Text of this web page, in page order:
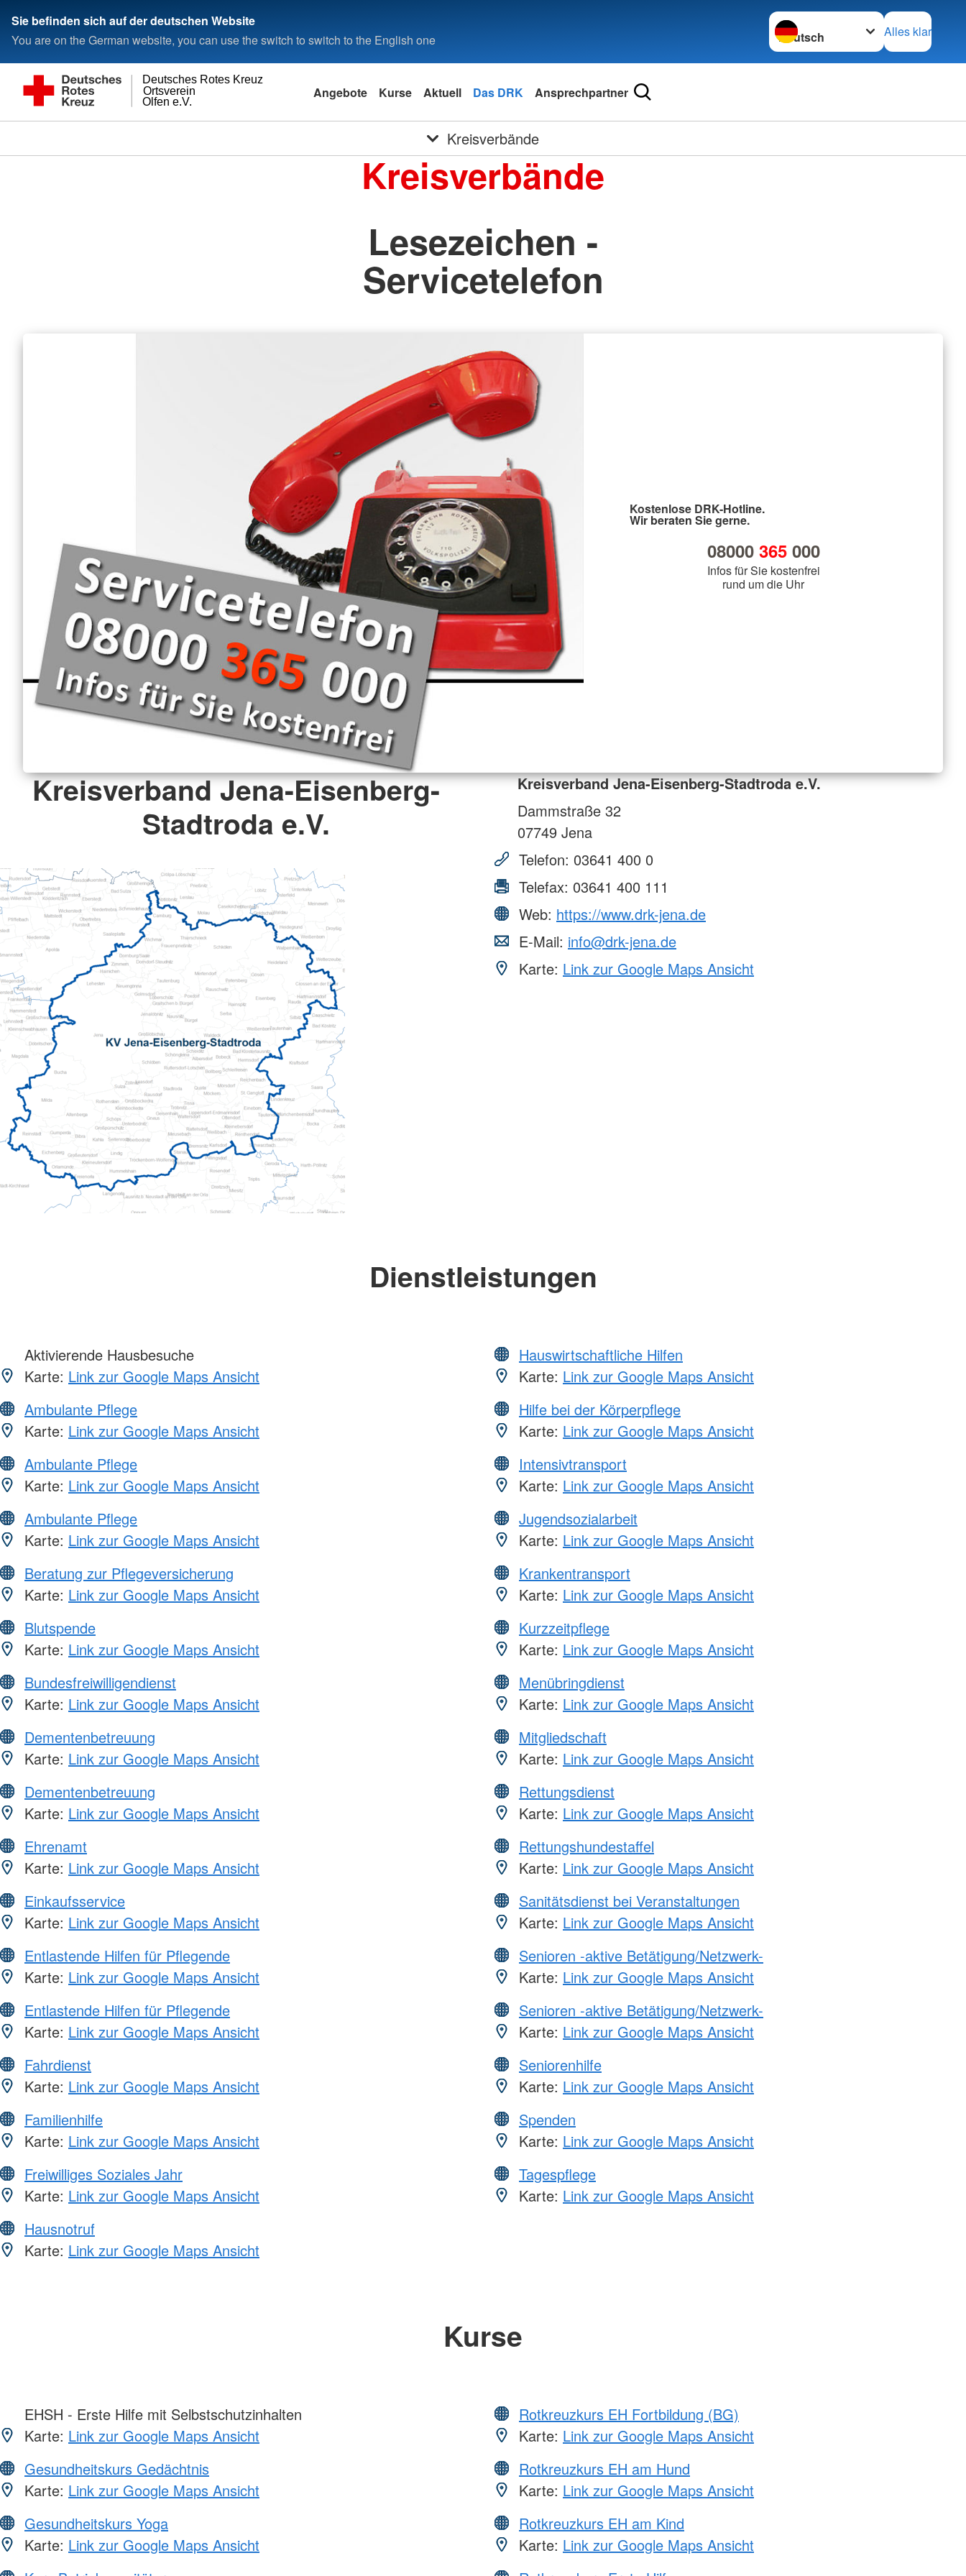
Sie befinden sich auf der deutschen Website
You are on the German website, you can use the switch to switch to the English one
Sprache wechseln zu
Alles klar
Olfen e.V.
Ortsverein
Deutsches Rotes Kreuz
Angebote Kurse Aktuell Das DRK Ansprechpartner
Kreisverbände
Kreisverbände
Lesezeichen -
Servicetelefon
Kostenlose DRK-Hotline.
Wir beraten Sie gerne.
08000 365000
Infos für Sie kostenfrei
rund um die Uhr
Kreisverband Jena-Eisenberg-
Stadtroda e.V.
Kreisverband Jena-Eisenberg-Stadtroda e.V.
Dammstraße 32
07749 Jena
Telefon: 03641 400 0
Telefax: 03641 400 111
Web: https://www.drk-jena.de
E-Mail: info@drk-jena.de
Karte: Link zur Google Maps Ansicht
Dienstleistungen
Aktivierende Hausbesuche
Karte: Link zur Google Maps Ansicht
Ambulante Pflege
Karte: Link zur Google Maps Ansicht
Ambulante Pflege
Karte: Link zur Google Maps Ansicht
Ambulante Pflege
Karte: Link zur Google Maps Ansicht
Beratung zur Pflegeversicherung
Karte: Link zur Google Maps Ansicht
Blutspende
Karte: Link zur Google Maps Ansicht
Bundesfreiwilligendienst
Karte: Link zur Google Maps Ansicht
Dementenbetreuung
Karte: Link zur Google Maps Ansicht
Dementenbetreuung
Karte: Link zur Google Maps Ansicht
Ehrenamt
Karte: Link zur Google Maps Ansicht
Einkaufsservice
Karte: Link zur Google Maps Ansicht
Entlastende Hilfen für Pflegende
Karte: Link zur Google Maps Ansicht
Entlastende Hilfen für Pflegende
Karte: Link zur Google Maps Ansicht
Fahrdienst
Karte: Link zur Google Maps Ansicht
Familienhilfe
Karte: Link zur Google Maps Ansicht
Freiwilliges Soziales Jahr
Karte: Link zur Google Maps Ansicht
Hausnotruf
Karte: Link zur Google Maps Ansicht
Hauswirtschaftliche Hilfen
Karte: Link zur Google Maps Ansicht
Hilfe bei der Körperpflege
Karte: Link zur Google Maps Ansicht
Intensivtransport
Karte: Link zur Google Maps Ansicht
Jugendsozialarbeit
Karte: Link zur Google Maps Ansicht
Krankentransport
Karte: Link zur Google Maps Ansicht
Kurzzeitpflege
Karte: Link zur Google Maps Ansicht
Menübringdienst
Karte: Link zur Google Maps Ansicht
Mitgliedschaft
Karte: Link zur Google Maps Ansicht
Rettungsdienst
Karte: Link zur Google Maps Ansicht
Rettungshundestaffel
Karte: Link zur Google Maps Ansicht
Sanitätsdienst bei Veranstaltungen
Karte: Link zur Google Maps Ansicht
Senioren -aktive Betätigung/Netzwerk-
Karte: Link zur Google Maps Ansicht
Senioren -aktive Betätigung/Netzwerk-
Karte: Link zur Google Maps Ansicht
Seniorenhilfe
Karte: Link zur Google Maps Ansicht
Spenden
Karte: Link zur Google Maps Ansicht
Tagespflege
Karte: Link zur Google Maps Ansicht
Kurse
EHSH - Erste Hilfe mit Selbstschutzinhalten
Karte: Link zur Google Maps Ansicht
Gesundheitskurs Gedächtnis
Karte: Link zur Google Maps Ansicht
Gesundheitskurs Yoga
Karte: Link zur Google Maps Ansicht
Rotkreuzkurs EH Fortbildung (BG)
Karte: Link zur Google Maps Ansicht
Rotkreuzkurs EH am Hund
Karte: Link zur Google Maps Ansicht
Rotkreuzkurs EH am Kind
Karte: Link zur Google Maps Ansicht